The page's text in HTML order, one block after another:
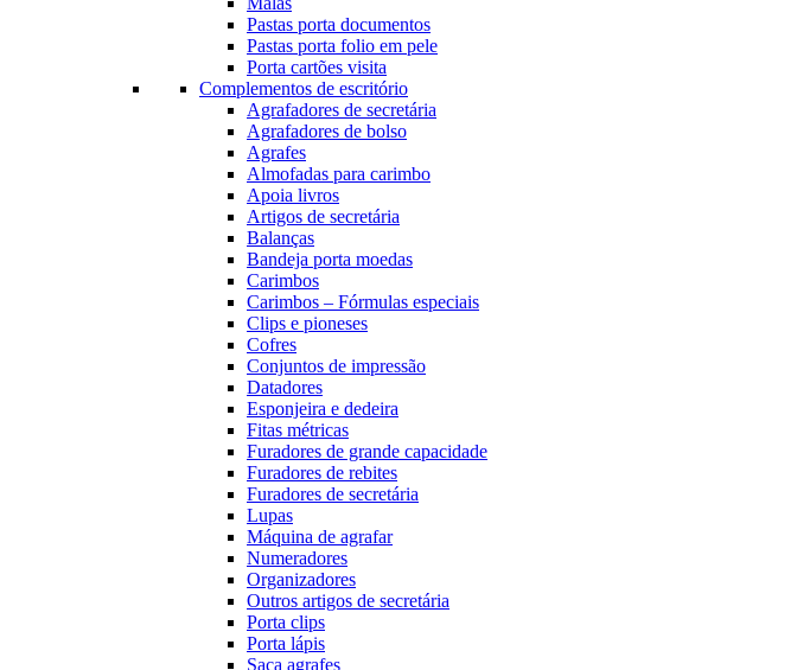
Pastas porta documentos
Pastas porta folio em pele
Porta cartões visita
Complementos de escritório
Agrafadores de secretária
Agrafadores de bolso
Agrafes
Almofadas para carimbo
Apoia livros
Artigos de secretária
Balanças
Bandeja porta moedas
Carimbos
Carimbos – Fórmulas especiais
Clips e pioneses
Cofres
Conjuntos de impressão
Datadores
Esponjeira e dedeira
Fitas métricas
Furadores de grande capacidade
Furadores de rebites
Furadores de secretária
Lupas
Máquina de agrafar
Numeradores
Organizadores
Outros artigos de secretária
Porta clips
Porta lápis
Saca agrafes